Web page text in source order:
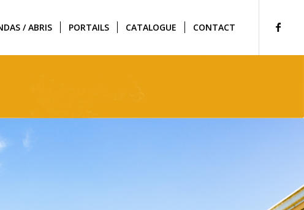
/ ABRIS PORTAILS CATALOGUE CONTACT